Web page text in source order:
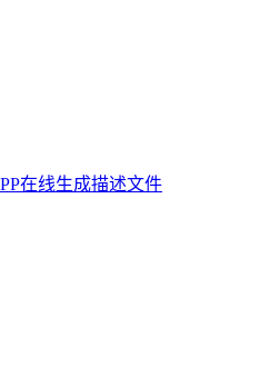
在线生成描述文件